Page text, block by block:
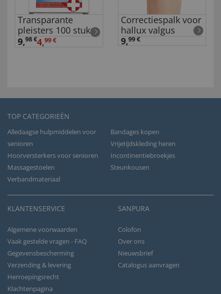
Transparante
pleisters 100 stuks
9,98 €4,99 €
Correctiespalk voor
hallux valgus
9,99 €
TOP CATEGORIEËN
Alledaagse hulpmiddelen voor
senioren
Bandages kopen
Vrijetijdskleding heren
Hoorversterkers voor senioren
Incontinentiebroekjes
Massagestoelen
Steunkousen
Verbandmateriaal
KLANTENSERVICE
Algemene voorwaarden
Vaak gestelde vragen - FAQ
Gegevensbescherming
Verzending & levering
Herroepingsrecht
Klachtenpagina
SANPURA
Colofon
Over ons
Nieuwsbrief
Catalogus aanvragen